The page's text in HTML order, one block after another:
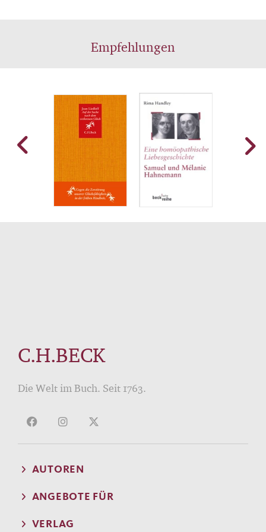
Empfehlungen
C.H.BECK
Die Welt im Buch. Seit 1763.
AUTOREN
ANGEBOTE FÜR
VERLAG